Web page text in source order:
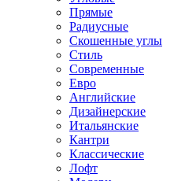
Прямые
Радиусные
Скошенные углы
Стиль
Современные
Евро
Английские
Дизайнерские
Итальянские
Кантри
Классические
Лофт